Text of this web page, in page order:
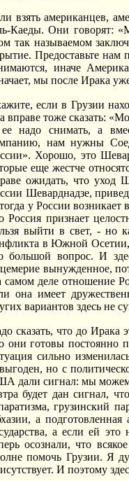
взять американцев,
Каеды. Они говорят:
так называемом
Предоставьте
иначе
мы после Ирака
если в Грузии
вправе тоже сказать:
надо снимать, а
нам нужны
Хорошо, это
еще жестче
ожидать, что уход
Шеварднадзе,
у России
Россия признает
выйти в свет, - но
в Южной Осетии,
большой вопрос. И
вынужденное,
самом деле отношение
она имеет
вариантов здесь не
сказать, что до
они готовы постоянно
сильно
но с
дали сигнал: мы можем
будет дан сигнал,
грузинский
а подготовленная
а если ей
осознали, что
помочь Грузии. Я
И поэтому